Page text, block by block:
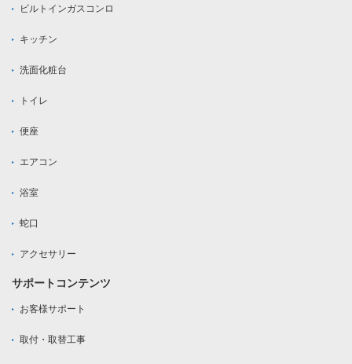
ビルトインガスコンロ
キッチン
洗面化粧台
トイレ
便座
エアコン
浴室
蛇口
アクセサリー
サポートコンテンツ
お客様サポート
取付・取替工事